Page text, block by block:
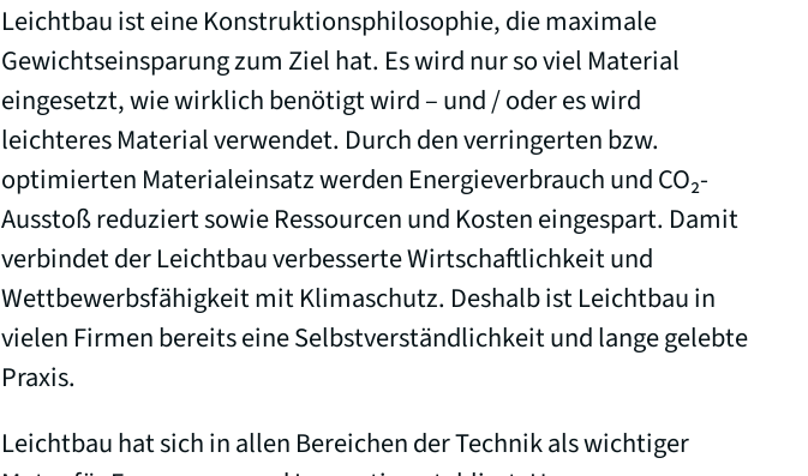
Leichtbau ist eine Konstruktionsphilosophie, die maximale
Gewichtseinsparung zum Ziel hat. Es wird nur so viel Material
eingesetzt, wie wirklich benötigt wird – und / oder es wird
leichteres Material verwendet. Durch den verringerten bzw.
optimierten Materialeinsatz werden Energieverbrauch und CO₂-
Ausstoß reduziert sowie Ressourcen und Kosten eingespart. Damit
verbindet der Leichtbau verbesserte Wirtschaftlichkeit und
Wettbewerbsfähigkeit mit Klimaschutz. Deshalb ist Leichtbau in
vielen Firmen bereits eine Selbstverständlichkeit und lange gelebte
Praxis.
Leichtbau hat sich in allen Bereichen der Technik als wichtiger